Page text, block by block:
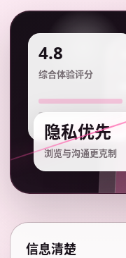
4.8
综合体验评分
隐私优先
浏览与沟通更克制
信息清楚